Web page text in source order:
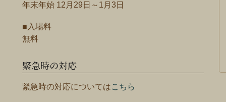
年末年始 12月29日～1月3日
■入場料
無料
緊急時の対応
緊急時の対応についてはこちら